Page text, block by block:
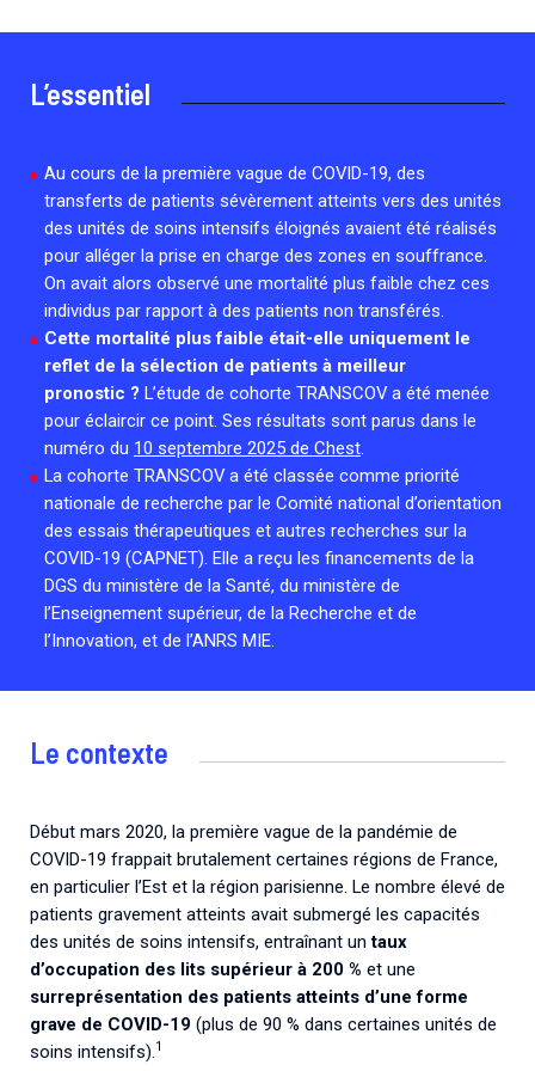
Retrouvez toutes les cellules Émergence, actives ou
inactives.
L’essentiel
Au cours de la première vague de COVID-19, des
transferts de patients sévèrement atteints vers des unités
des unités de soins intensifs éloignés avaient été réalisés
pour alléger la prise en charge des zones en souffrance.
On avait alors observé une mortalité plus faible chez ces
individus par rapport à des patients non transférés.
Cette mortalité plus faible était-elle uniquement le
reflet de la sélection de patients à meilleur
pronostic ? L’étude de cohorte TRANSCOV a été menée
pour éclaircir ce point. Ses résultats sont parus dans le
numéro du 10 septembre 2025 de Chest.
La cohorte TRANSCOV a été classée comme priorité
nationale de recherche par le Comité national d’orientation
des essais thérapeutiques et autres recherches sur la
COVID-19 (CAPNET). Elle a reçu les financements de la
DGS du ministère de la Santé, du ministère de
l’Enseignement supérieur, de la Recherche et de
l’Innovation, et de l’ANRS MIE.
Le contexte
Début mars 2020, la première vague de la pandémie de
COVID-19 frappait brutalement certaines régions de France,
en particulier l’Est et la région parisienne. Le nombre élevé de
patients gravement atteints avait submergé les capacités
des unités de soins intensifs, entraînant un taux
d’occupation des lits supérieur à 200 % et une
surreprésentation des patients atteints d’une forme
grave de COVID-19 (plus de 90 % dans certaines unités de
soins intensifs). 1